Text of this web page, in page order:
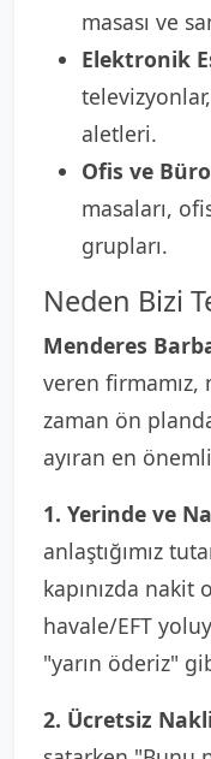
masası ve
Elektronik
aletleri.
Ofis ve
masaları,
grupları.
Neden Bizi
Menderes
veren
zaman ön
ayıran en
1. Yerinde ve
anlaştığımız
kapınızda nakit
havale/EFT
"yarın öderiz"
2. Ücretsiz